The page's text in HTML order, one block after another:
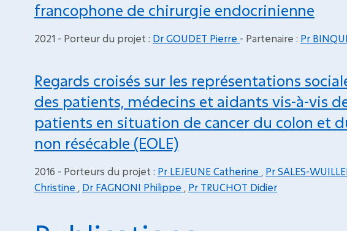
francophone de chirurgie endocrinienne
2021 - Porteur du projet : Dr GOUDET Pierre - Partenaire : Pr
Regards croisés sur les représentations
des patients, médecins et aidants vis-à-vis
patients en situation de cancer du colon et
non résécable (EOLE)
2016 - Porteurs du projet : Pr LEJEUNE Catherine Pr SALES-
Christine
Dr FAGNONI Philippe Pr TRUCHOT Didier